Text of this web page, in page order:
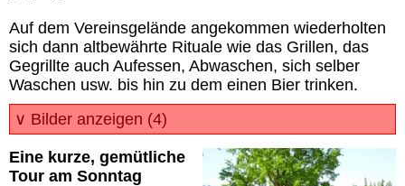
Auf dem Vereinsgelände angekommen wiederholten
sich dann altbewährte Rituale wie das Grillen, das
Gegrillte auch Aufessen, Abwaschen, sich selber
Waschen usw. bis hin zu dem einen Bier trinken.
∨ Bilder anzeigen (4)
Eine kurze, gemütliche
Tour am Sonntag